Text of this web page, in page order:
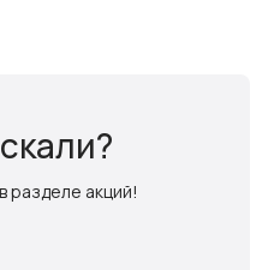
разделе акций!